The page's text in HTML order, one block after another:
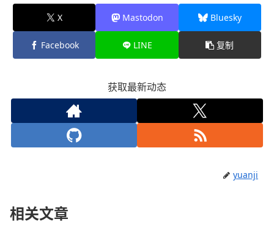
X Mastodon Bluesky
Facebook LINE 复制
获取最新动态
yuanji
相关文章